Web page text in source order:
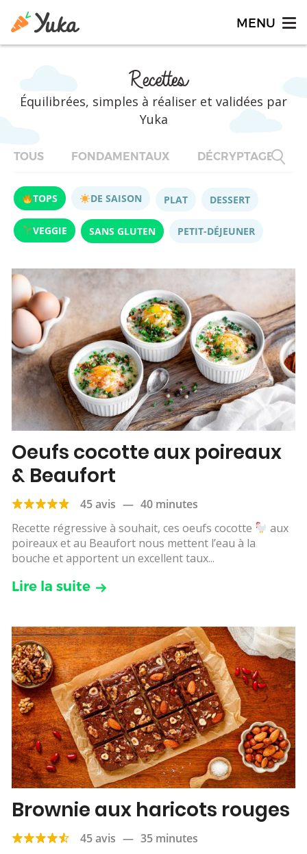
Recettes
Équilibrées, simples à réaliser et validées par
Yuka
TOUS FONDAMENTAUX DÉCRYPTAGES
TOPS DE SAISON PLAT DESSERT
VEGGIE SANS GLUTEN PETIT-DÉJEUNER
Oeufs cocotte aux poireaux
& Beaufort
45 avis — 40 minutes
Recette régressive à souhait, ces oeufs cocotte
aux
poireaux et au Beaufort nous mettent l’eau à la
bouche et apportent un excellent taux...
Lire la suite
Brownie aux haricots rouges
45 avis — 35 minutes